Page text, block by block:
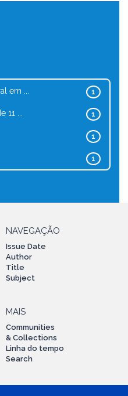
1
em ...
1
...
1
1
NAVEGAÇÃO
Issue Date
Author
Title
Subject
MAIS
Communities
& Collections
Linha do tempo
Search